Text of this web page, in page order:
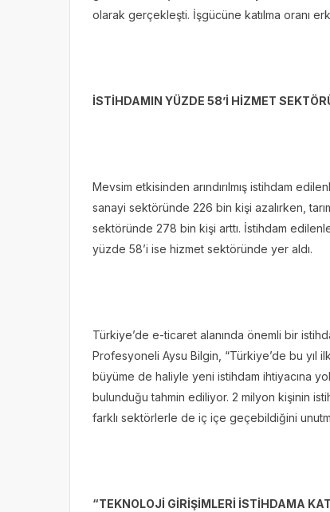
olarak gerçekleşti. İşgücüne katılma oranı
İSTİHDAMIN YÜZDE 58’İ HİZMET
Mevsim etkisinden arındırılmış istihdam
sanayi sektöründe 226 bin kişi azalırken,
sektöründe 278 bin kişi arttı. İstihdam
yüzde 58’i ise hizmet sektöründe yer aldı.
Türkiye’de e-ticaret alanında önemli bir
Profesyoneli Aysu Bilgin, “Türkiye’de bu yıl
büyüme de haliyle yeni istihdam ihtiyacına
bulunduğu tahmin ediliyor. 2 milyon kişinin
farklı sektörlerle de iç içe geçebildiğini
“TEKNOLOJİ GİRİŞİMLERİ İSTİHDAMA